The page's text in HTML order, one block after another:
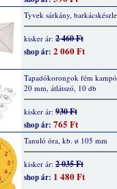
Tyvek sárkány,
kisker ár: 2 460 Ft
shop ár: 2 060 Ft
Tapadókorongok fém
20 mm, átlátszó, 10 db
kisker ár: 930 Ft
shop ár: 765 Ft
Tanuló óra, kb. ø 105 mm
kisker ár: 2 035 Ft
shop ár: 1 480 Ft